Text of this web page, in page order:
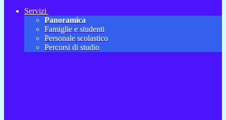
Servizi
Panoramica
Famiglie e studenti
Personale scolastico
Percorsi di studio